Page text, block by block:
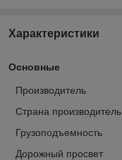
Характеристики
Основные
Производитель
Страна производитель
Грузоподъемность
Дорожный просвет